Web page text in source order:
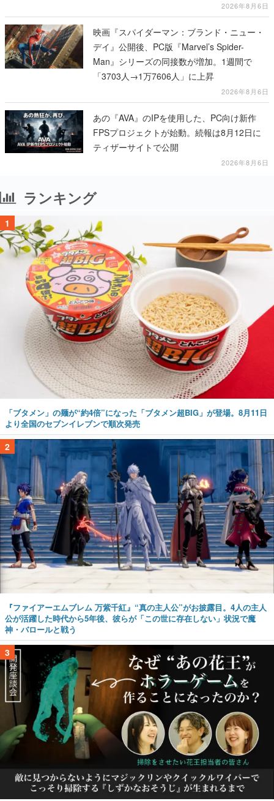
2026年8月6日
映画『スパイダーマン：ブランド・ニュー・
デイ』公開後、PC版『Marvel’s Spider-
Man』シリーズの同接数が増加。1週間で
「3703人→1万7606人」に上昇
2026年8月6日
あの『AVA』のIPを使用した、PC向け新作
FPSプロジェクトが始動。続報は8月12日に
ティザーサイトで公開
2026年8月6日
ランキング
1
「ブタメン」の麺が“約4倍”になった「ブタメン超BIG」が登場。8月11日
より全国のセブンイレブンで順次発売
2
『ファイアーエムブレム 万紫千紅』“真の主人公”がお披露目。4人の主人
公が活躍した時代から5年後、彼らが「この世に存在しない」状況で魔
神・バロールと戦う
3